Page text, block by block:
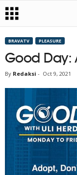
BRAVATV PLEASURE
Good Day:
By Redaksi - Oct 9, 2021